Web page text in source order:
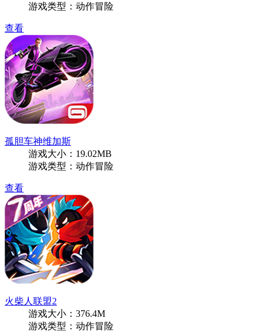
游戏类型：动作冒险
查看
孤胆车神维加斯
游戏大小：19.02MB
游戏类型：动作冒险
查看
火柴人联盟2
游戏大小：376.4M
游戏类型：动作冒险